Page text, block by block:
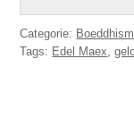
Categorie:
Tags: Edel Maex,